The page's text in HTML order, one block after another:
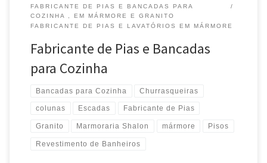
FABRICANTE DE PIAS E BANCADAS PARA
COZINHA , EM MÁRMORE E GRANITO
FABRICANTE DE PIAS E LAVATÓRIOS EM MÁRMORE
Fabricante de Pias e Bancadas
para Cozinha
Bancadas para Cozinha Churrasqueiras
colunas Escadas Fabricante de Pias
Granito Marmoraria Shalon mármore Pisos
Revestimento de Banheiros